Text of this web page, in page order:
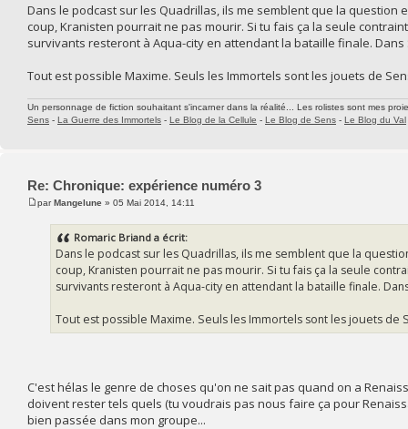
Dans le podcast sur les Quadrillas, ils me semblent que la
coup, Kranisten pourrait ne pas mourir. Si tu fais ça la seule
survivants resteront à Aqua-city en attendant la bataille finale.
Tout est possible Maxime. Seuls les Immortels sont les jouets de
Un personnage de fiction souhaitant s'incarner dans la réalité... Les rolistes sont mes
Sens - La Guerre des Immortels - Le Blog de la Cellule - Le Blog de Sens - Le Blog du Val
Re: Chronique: expérience numéro 3
parMangelune » 05 Mai 2014, 14:11
Romaric Briand a écrit:
Dans le podcast sur les Quadrillas, ils me semblent que la
coup, Kranisten pourrait ne pas mourir. Si tu fais ça la seule
survivants resteront à Aqua-city en attendant la bataille finale.
Tout est possible Maxime. Seuls les Immortels sont les jouets de
C'est hélas le genre de choses qu'on ne sait pas quand on a
doivent rester tels quels (tu voudrais pas nous faire ça pour
bien passée dans mon groupe...